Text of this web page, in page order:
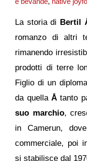
La storia di Bertil
romanzo di altri
rimanendo
prodotti di terre
Figlio di un
da quella Åtanto
suo marchio,
in Camerun,
commerciale, poi
si stabilisce dal